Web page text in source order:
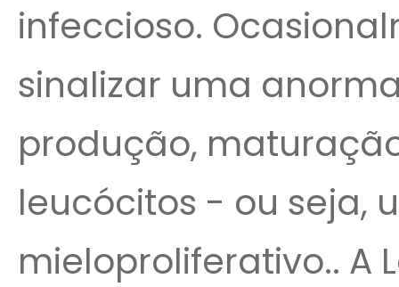
infeccioso.
sinalizar uma
produção,
leucócitos - ou seja,
mieloproliferativo.. A